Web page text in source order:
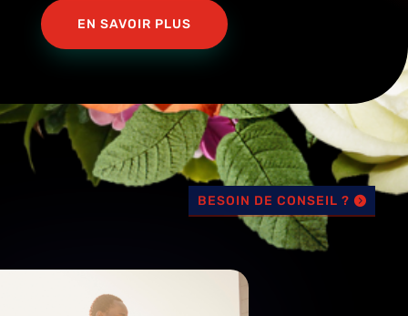
EN SAVOIR PLUS
BESOIN DE CONSEIL ?